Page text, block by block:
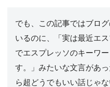
でも、この記事ではブロ
いるのに、「実は最近エ
でエスプレッソのキーワ
す。」みたいな文言があ
ら超どうでもいい話じゃな